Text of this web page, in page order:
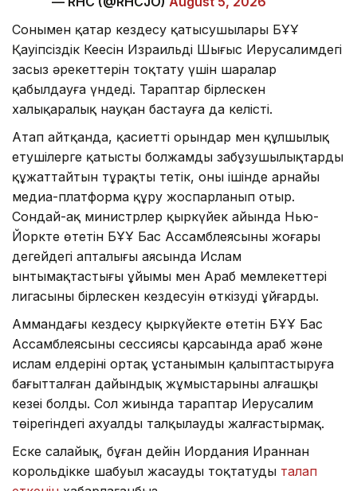
Сонымен қатар кездесу қатысушылары БҰҰ
Қауіпсіздік Кеңесін Израильдің Шығыс Иерусалимдегі
заңсыз әрекеттерін тоқтату үшін шаралар
қабылдауға үндеді. Тараптар бірлескен
халықаралық науқан бастауға да келісті.
Атап айтқанда, қасиетті орындар мен құлшылық
етушілерге қатысты болжамды заңбұзушылықтарды
құжаттайтын тұрақты тетік, оның ішінде арнайы
медиа-платформа құру жоспарланып отыр.
Сондай-ақ министрлер қыркүйек айында Нью-
Йоркте өтетін БҰҰ Бас Ассамблеясының жоғары
деңгейдегі апталығы аясында Ислам
ынтымақтастығы ұйымы мен Араб мемлекеттері
лигасының бірлескен кездесуін өткізуді ұйғарды.
Аммандағы кездесу қыркүйекте өтетін БҰҰ Бас
Ассамблеясының сессиясы қарсаңында араб және
ислам елдерінің ортақ ұстанымын қалыптастыруға
бағытталған дайындық жұмыстарының алғашқы
кезеңі болды. Сол жиында тараптар Иерусалим
төңірегіндегі ахуалды талқылауды жалғастырмақ.
Еске салайық, бұған дейін Иордания Ираннан
корольдікке шабуыл жасауды тоқтатуды талап